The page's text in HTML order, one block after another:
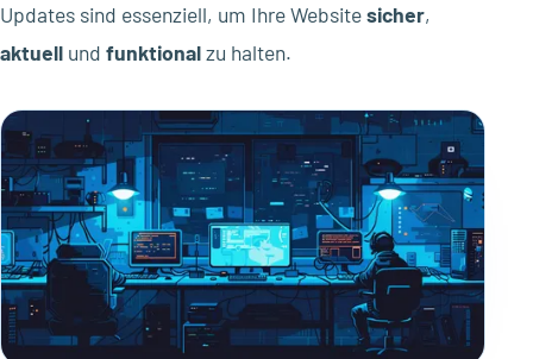
Updates sind essenziell, um Ihre Websitesicher,
aktuell und funktionalzu halten.